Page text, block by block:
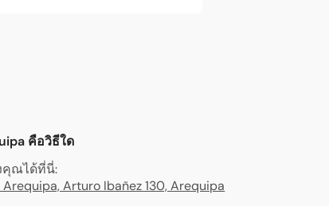
คือวิธีใด
คุณได้ที่นี่:
Arturo Ibañez 130, Arequipa